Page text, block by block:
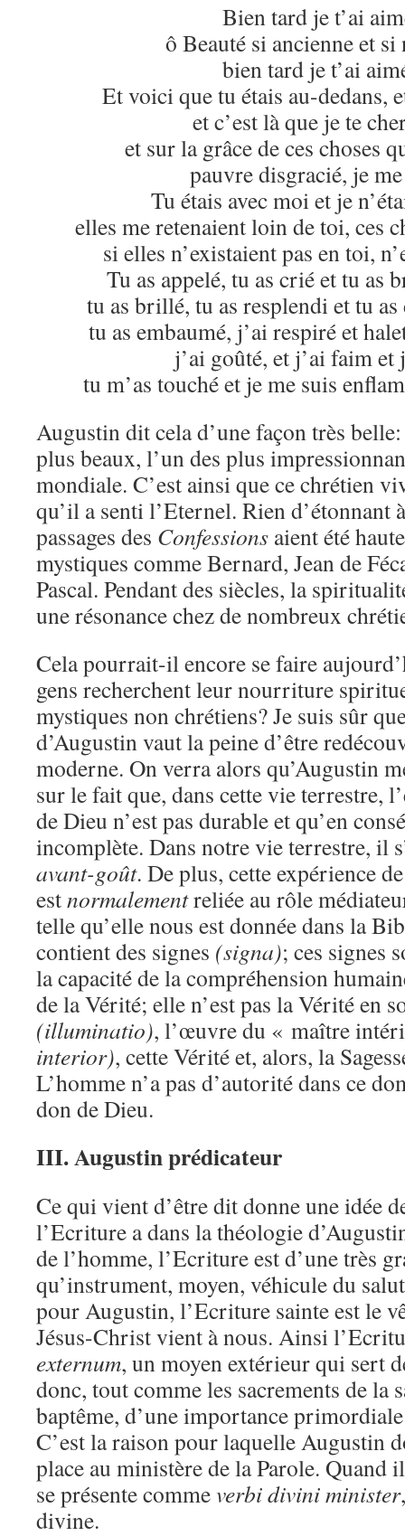
Bien tard je t’ai
ô Beauté si ancienne et
bien tard je t’ai
Et voici que tu étais au-dedans,
et c’est là que je te
et sur la grâce de ces choses
pauvre disgracié, je
Tu étais avec moi et je
elles me retenaient loin de toi, ces
si elles n’existaient pas en toi,
Tu as appelé, tu as crié et tu as
tu as brillé, tu as resplendi et tu
tu as embaumé, j’ai respiré et
j’ai goûté, et j’ai faim et
tu m’as touché et je me suis
Augustin dit cela d’une façon très belle:
plus beaux, l’un des plus
mondiale. C’est ainsi que ce chrétien
qu’il a senti l’Eternel. Rien d’étonnant
passages des Confessions aient été
mystiques comme Bernard, Jean de
Pascal. Pendant des siècles, la
une résonance chez de nombreux
Cela pourrait-il encore se faire
gens recherchent leur nourriture
mystiques non chrétiens? Je suis sûr
d’Augustin vaut la peine d’être
moderne. On verra alors qu’Augustin
sur le fait que, dans cette vie terrestre,
de Dieu n’est pas durable et qu’en
incomplète. Dans notre vie terrestre, il
avant-goût. De plus, cette expérience
estnormalementreliée au rôle
telle qu’elle nous est donnée dans la
contient des signes (signa); ces signes
la capacité de la compréhension
de la Vérité; elle n’est pas la Vérité en
(illuminatio), l’œuvre du « maître
interior), cette Vérité et, alors, la
L’homme n’a pas d’autorité dans ce
don de Dieu.
III. Augustin prédicateur
Ce qui vient d’être dit donne une idée
l’Ecriture a dans la théologie
de l’homme, l’Ecriture est d’une très
qu’instrument, moyen, véhicule du
pour Augustin, l’Ecriture sainte est le
Jésus-Christ vient à nous. Ainsi
externum, un moyen extérieur qui sert
donc, tout comme les sacrements de la
baptême, d’une importance
C’est la raison pour laquelle Augustin
place au ministère de la Parole. Quand
se présente commeverbi divini minister
divine.